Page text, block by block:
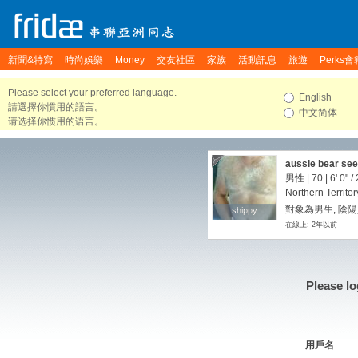
新聞&特寫 時尚娛樂 Money 交友社區 家族 活動訊息 旅遊 Perks會
Please select your preferred language.
請選擇你慣用的語言。
请选择你惯用的语言。
English
中文简体
shippy
shippy
aussie bear
男性 | 70 | 6' 0" /
Northern
對象為男生, 陰
在線上: 2年以前
Please
用戶名